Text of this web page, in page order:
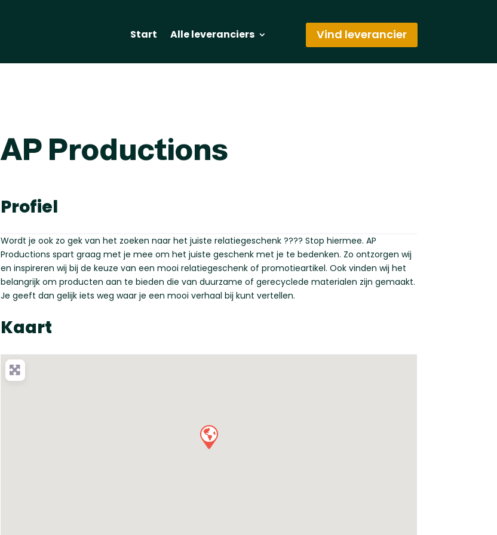
Start Alle leveranciers Vind leverancier
AP Productions
Profiel
Wordt je ook zo gek van het zoeken naar het juiste relatiegeschenk ???? Stop hiermee. AP
Productions spart graag met je mee om het juiste geschenk met je te bedenken. Zo ontzorgen wij
en inspireren wij bij de keuze van een mooi relatiegeschenk of promotieartikel. Ook vinden wij het
belangrijk om producten aan te bieden die van duurzame of gerecyclede materialen zijn gemaakt.
Je geeft dan gelijk iets weg waar je een mooi verhaal bij kunt vertellen.
Kaart